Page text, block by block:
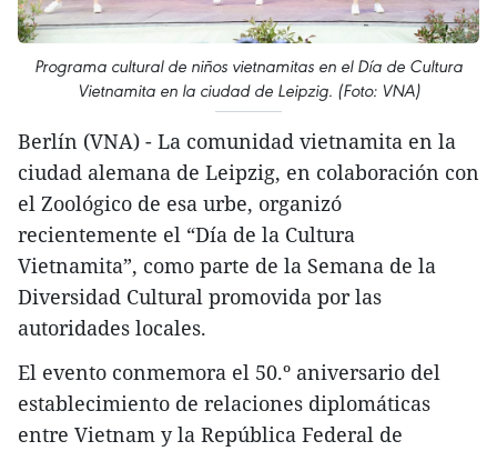
Programa cultural de niños vietnamitas en el Día de Cultura
Vietnamita en la ciudad de Leipzig. (Foto: VNA)
Berlín (VNA) - La comunidad vietnamita en la
ciudad alemana de Leipzig, en colaboración con
el Zoológico de esa urbe, organizó
recientemente el “Día de la Cultura
Vietnamita”, como parte de la Semana de la
Diversidad Cultural promovida por las
autoridades locales.
El evento conmemora el 50.º aniversario del
establecimiento de relaciones diplomáticas
entre Vietnam y la República Federal de